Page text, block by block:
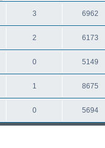
3 6962
2 6173
0 5149
1 8675
0 5694